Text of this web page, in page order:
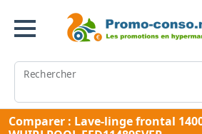
Rechercher
Comparer : Lave-linge frontal